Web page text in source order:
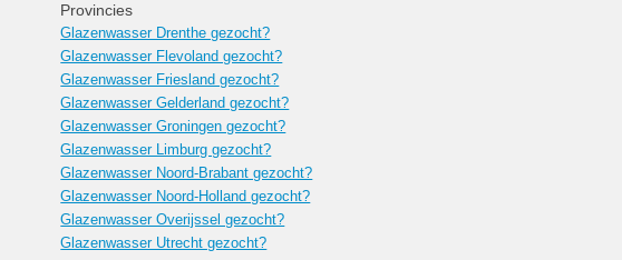
Provincies
Glazenwasser Drenthe gezocht?
Glazenwasser Flevoland gezocht?
Glazenwasser Friesland gezocht?
Glazenwasser Gelderland gezocht?
Glazenwasser Groningen gezocht?
Glazenwasser Limburg gezocht?
Glazenwasser Noord-Brabant gezocht?
Glazenwasser Noord-Holland gezocht?
Glazenwasser Overijssel gezocht?
Glazenwasser Utrecht gezocht?